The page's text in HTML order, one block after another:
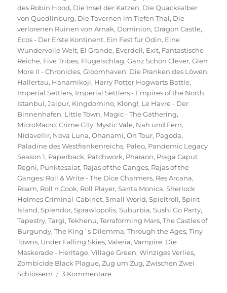
des Robin Hood, Die Insel der Katzen, Die Quacksalber
von Quedlinburg, Die Tavernen im Tiefen Thal, Die
verlorenen Ruinen von Arnak, Dominion, Dragon Castle,
Ecos - Der Erste Kontinent, Ein Fest für Odin, Eine
Wundervolle Welt, El Grande, Everdell, Exit, Fantastische
Reiche, Five Tribes, Flügelschlag,Ganz Schön Clever,Glen
More II - Chronicles,Gloomhaven: Die Pranken des Löwen,
Hallertau, Hanamikoji, Harry Potter Hogwarts Battle,
Imperial Settlers, Imperial Settlers - Empires of the North,
Istanbul,Jaipur, Kingdomino, Klong!, Le Havre - Der
Binnenhafen, Little Town, Magic - The Gathering,
MicroMacro: Crime City, Mystic Vale, Nah und Fern,
Nidavellir, Nova Luna,Ohanami,On Tour, Pagoda,
Paladine des Westfrankenreichs, Paleo, Pandemic Legacy
Season 1, Paperback, Patchwork, Pharaon, Praga Caput
Regni, Punktesalat, Rajas of the Ganges, Rajas of the
Ganges: Roll & Write - The Dice Charmers, Res Arcana,
Roam, Roll n Cook, Roll Player,Santa Monica,Sherlock
Holmes Criminal-Cabinet,Small World,Spieltroll,Spirit
Island,Splendor,Sprawlopolis,Suburbia,Sushi Go Party,
Tapestry,Targi,Tekhenu,Terraforming Mars,The Castles of
Burgundy,The King´s Dilemma,Through the Ages,Tiny
Towns, Under Falling Skies,Valeria,Vampire: Die
Maskerade - Heritage,Village Green,Winziges Verlies,
Zombicide Black Plague,Zug um Zug,Zwischen Zwei
Schlössern
3 Kommentarezu